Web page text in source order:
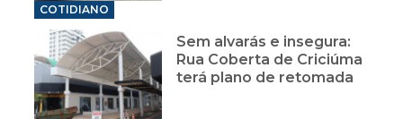
COTIDIANO
Sem alvarás e insegura:
Rua Coberta de Criciúma
terá plano de retomada